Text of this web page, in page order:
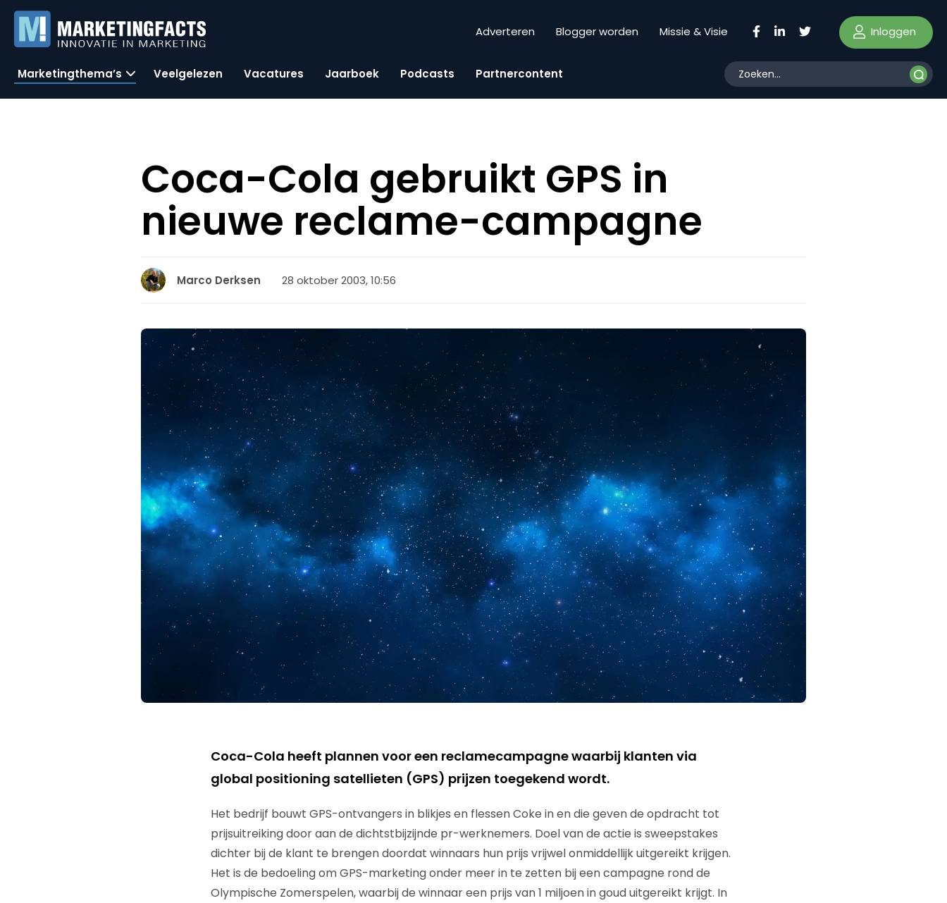
Adverteren Blogger worden Missie & Visie Inloggen
Marketingthema’s Veelgelezen Vacatures Jaarboek Podcasts Partnercontent
Coca-Cola gebruikt GPS in
nieuwe reclame-campagne
Marco Derksen 28 oktober 2003, 10:56
Coca-Cola heeft plannen voor een reclamecampagne waarbij klanten via
global positioning satellieten (GPS) prijzen toegekend wordt.
Het bedrijf bouwt GPS-ontvangers in blikjes en flessen Coke in en die geven de opdracht tot
prijsuitreiking door aan de dichtstbijzijnde pr-werknemers. Doel van de actie is sweepstakes
dichter bij de klant te brengen doordat winnaars hun prijs vrijwel onmiddellijk uitgereikt krijgen.
Het is de bedoeling om GPS-marketing onder meer in te zetten bij een campagne rond de
Olympische Zomerspelen, waarbij de winnaar een prijs van 1 miljoen in goud uitgereikt krijgt. In